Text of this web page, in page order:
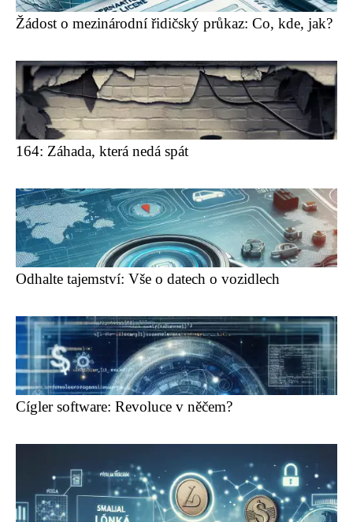
Žádost o mezinárodní řidičský průkaz: Co, kde, jak?
164: Záhada, která nedá spát
Odhalte tajemství: Vše o datech o vozidlech
Cígler software: Revoluce v něčem?